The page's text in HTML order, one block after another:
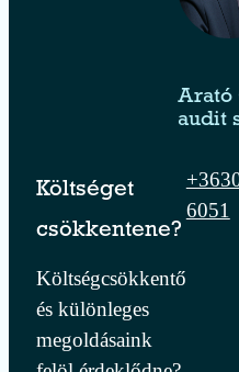
Arató
audit
Költséget
csökkentene?
Költségcsökkentő
és különleges
megoldásaink
6051